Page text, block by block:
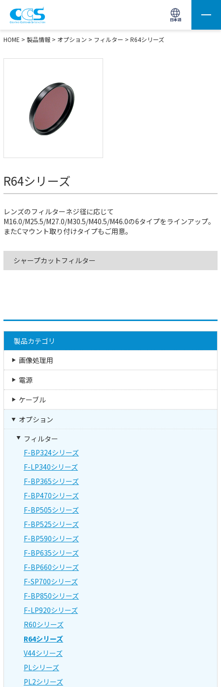
日本語
画像処理用の製品検索 サイト内検索(Enterで実行)
HOME > 製品情報 > オプション > フィルター > R64シリーズ
R64シリーズ
レンズのフィルターネジ径に応じて
M16.0/M25.5/M27.0/M30.5/M40.5/M46.0の6タイプをラインアップ。
またCマウント取り付けタイプもご用意。
シャープカットフィルター
製品カテゴリ
画像処理用
電源
ケーブル
オプション
フィルター
F-BP324シリーズ
F-LP340シリーズ
F-BP365シリーズ
F-BP470シリーズ
F-BP505シリーズ
F-BP525シリーズ
F-BP590シリーズ
F-BP635シリーズ
F-BP660シリーズ
F-SP700シリーズ
F-BP850シリーズ
F-LP920シリーズ
R60シリーズ
R64シリーズ
V44シリーズ
PLシリーズ
PL2シリーズ